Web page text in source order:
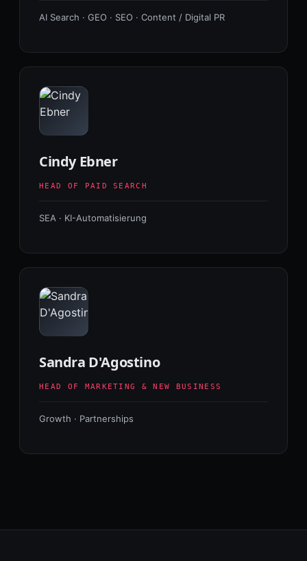
AI Search · GEO · SEO · Content / Digital PR
Cindy Ebner
HEAD OF PAID SEARCH
SEA · KI-Automatisierung
Sandra D'Agostino
HEAD OF MARKETING & NEW BUSINESS
Growth · Partnerships